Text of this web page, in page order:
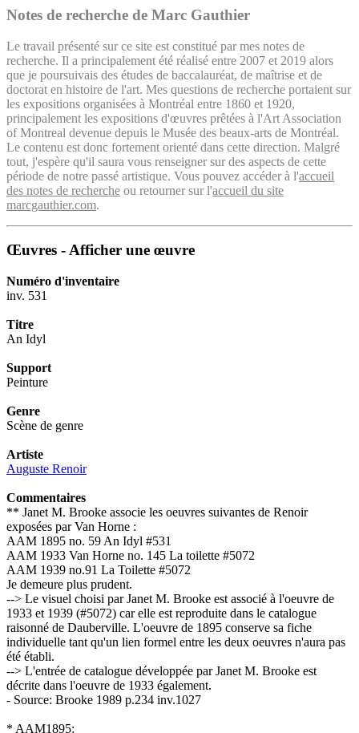
Notes de recherche de Marc Gauthier
Le travail présenté sur ce site est constitué par mes notes de
recherche. Il a principalement été réalisé entre 2007 et 2019 alors
que je poursuivais des études de baccalauréat, de maîtrise et de
doctorat en histoire de l'art. Mes questions de recherche portaient sur
les expositions organisées à Montréal entre 1860 et 1920,
principalement les expositions d'œuvres prêtées à l'Art Association
of Montreal devenue depuis le Musée des beaux-arts de Montréal.
Le contenu est donc fortement orienté dans cette direction. Malgré
tout, j'espère qu'il saura vous renseigner sur des aspects de cette
période de notre passé artistique. Vous pouvez accéder à l'accueil
des notes de recherche ou retourner sur l'accueil du site
marcgauthier.com.
Œuvres - Afficher une œuvre
Numéro d'inventaire
inv. 531
Titre
An Idyl
Support
Peinture
Genre
Scène de genre
Artiste
Auguste Renoir
Commentaires
** Janet M. Brooke associe les oeuvres suivantes de Renoir
exposées par Van Horne :
AAM 1895 no. 59 An Idyl #531
AAM 1933 Van Horne no. 145 La toilette #5072
AAM 1939 no.91 La Toilette #5072
Je demeure plus prudent.
--> Le visuel choisi par Janet M. Brooke est associé à l'oeuvre de
1933 et 1939 (#5072) car elle est reproduite dans le catalogue
raisonné de Dauberville. L'oeuvre de 1895 conserve sa fiche
individuelle tant qu'un lien formel entre les deux oeuvres n'aura pas
été établi.
--> L'entrée de catalogue développée par Janet M. Brooke est
décrite dans l'oeuvre de 1933 également.
- Source: Brooke 1989 p.234 inv.1027
* AAM1895: